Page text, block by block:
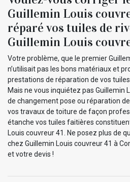
Guillemin Louis
réparé vos tuiles de
Guillemin Louis
Votre problème, que le premier
n’utilisait pas les bons matériaux et
prestations de réparation de vos
Mais ne vous inquiétez pas Guillemin
de changement pose ou réparation
vos travaux de toiture de façon
étanche vos tuiles faitières
Louis couvreur 41. Ne posez plus de
chez Guillemin Louis couvreur 41 à
et votre devis !